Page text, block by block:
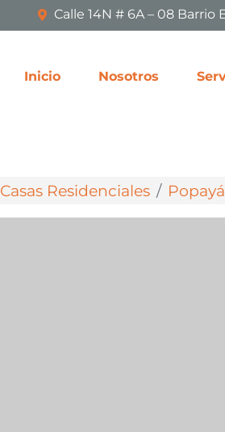
Calle 14N # 6A – 08
Inicio Nosotros
Casas Residenciales